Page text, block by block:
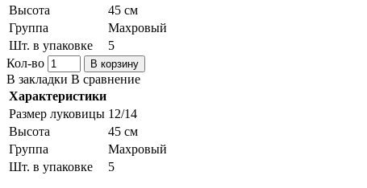
Высота
45 см
Группа
Махровый
Шт. в упаковке
5
Кол-во
В корзину
В закладки В сравнение
Характеристики
Размер луковицы 12/14
Высота
45 см
Группа
Махровый
Шт. в упаковке
5